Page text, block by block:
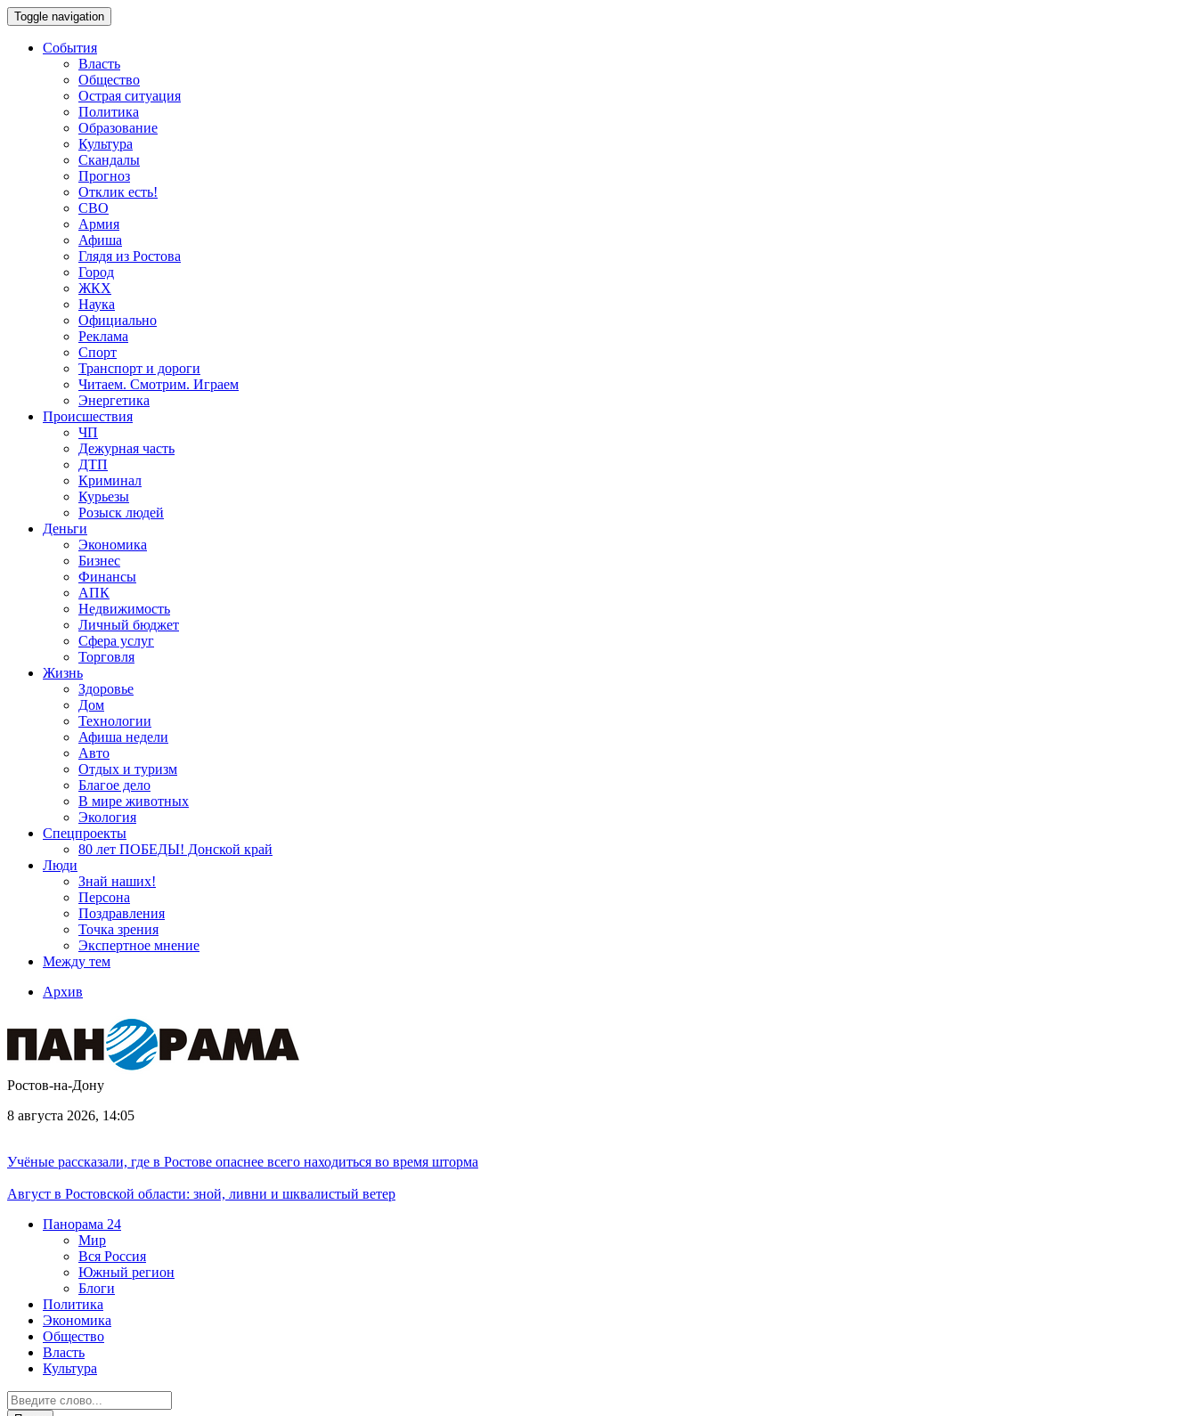
Toggle navigation
События
Власть
Общество
Острая ситуация
Политика
Образование
Культура
Скандалы
Прогноз
Отклик есть!
СВО
Армия
Афиша
Глядя из Ростова
Город
ЖКХ
Наука
Официально
Реклама
Спорт
Транспорт и дороги
Читаем. Смотрим. Играем
Энергетика
Происшествия
ЧП
Дежурная часть
ДТП
Криминал
Курьезы
Розыск людей
Деньги
Экономика
Бизнес
Финансы
АПК
Недвижимость
Личный бюджет
Сфера услуг
Торговля
Жизнь
Здоровье
Дом
Технологии
Афиша недели
Авто
Отдых и туризм
Благое дело
В мире животных
Экология
Спецпроекты
80 лет ПОБЕДЫ! Донской край
Люди
Знай наших!
Персона
Поздравления
Точка зрения
Экспертное мнение
Между тем
Архив
Ростов-на-Дону
8 августа 2026, 14:05
Учёные рассказали, где в Ростове опаснее всего находиться во время шторма
Август в Ростовской области: зной, ливни и шквалистый ветер
Панорама 24
Мир
Вся Россия
Южный регион
Блоги
Политика
Экономика
Общество
Власть
Культура